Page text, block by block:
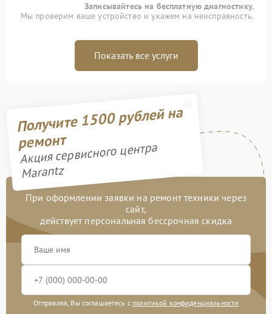
Записывайтесь на бесплатную диагностику.
Мы проверим ваше устройство и укажем на неисправность.
Показать все услуги
Получите 1500 рублей на
ремонт
Акция сервисного центра
Marantz
При оформлении заявки на ремонт техники через
сайт,
действует персональная бессрочная скидка
Отправляя, Вы соглашаетесь с политикой конфиденциальности